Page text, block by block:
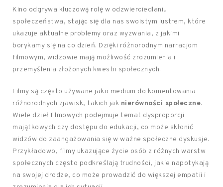
Kino odgrywa kluczową rolę w odzwierciedlaniu
społeczeństwa, stając się dla nas swoistym lustrem, które
ukazuje aktualne problemy oraz wyzwania, z jakimi
borykamy się na co dzień. Dzięki różnorodnym narracjom
filmowym, widzowie mają możliwość zrozumienia i
przemyślenia złożonych kwestii społecznych.
Filmy są często używane jako medium do komentowania
różnorodnych zjawisk, takich jak nierówności społeczne.
Wiele dzieł filmowych podejmuje temat dysproporcji
majątkowych czy dostępu do edukacji, co może skłonić
widzów do zaangażowania się w ważne społeczne dyskusje.
Przykładowo, filmy ukazujące życie osób z różnych warstw
społecznych często podkreślają trudności, jakie napotykają
na swojej drodze, co może prowadzić do większej empatii i